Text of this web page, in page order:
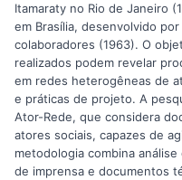
Itamaraty no Rio de Janeiro
em Brasília, desenvolvido
colaboradores (1963). O
realizados podem revelar
em redes heterogêneas de
e práticas de projeto. A
Ator-Rede, que considera
atores sociais, capazes de
metodologia combina
de imprensa e documentos